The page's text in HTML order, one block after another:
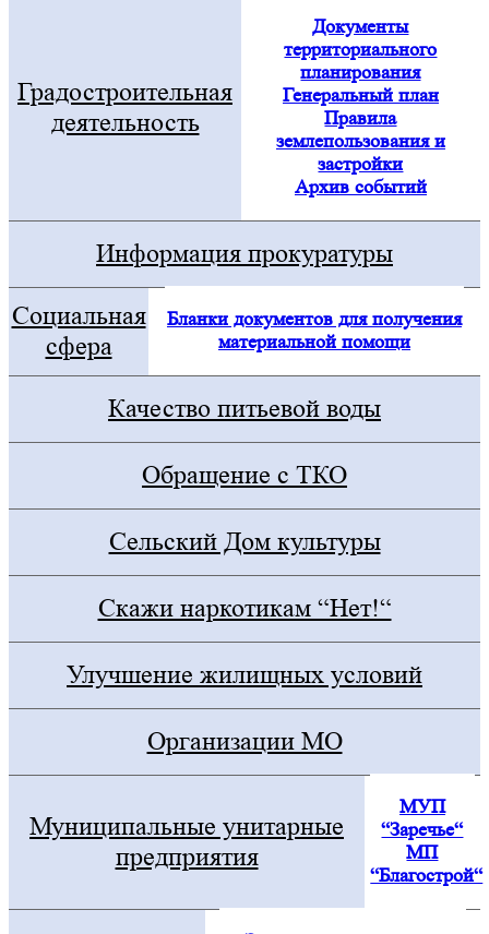
Градостроительная
деятельность
Документы
территориального
планирования
Генеральный план
Правила
землепользования и
застройки
Архив событий
Информация прокуратуры
Социальная
сфера
Бланки документов для получения
материальной помощи
Качество питьевой воды
Обращение с ТКО
Сельский Дом культуры
Скажи наркотикам “Нет!“
Улучшение жилищных условий
Организации МО
Муниципальные унитарные
предприятия
МУП
“Заречье“
МП
“Благострой“